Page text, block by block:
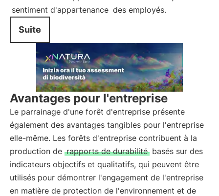
sentiment d'appartenance des employés.
Suite
Avantages pour l'entreprise
Le parrainage d'une forêt d'entreprise présente
également des avantages tangibles pour l'entreprise
elle-même. Les forêts d'entreprise contribuent à la
production de rapports de durabilité basés sur des
indicateurs objectifs et qualitatifs, qui peuvent être
utilisés pour démontrer l'engagement de l'entreprise
en matière de protection de l'environnement et de